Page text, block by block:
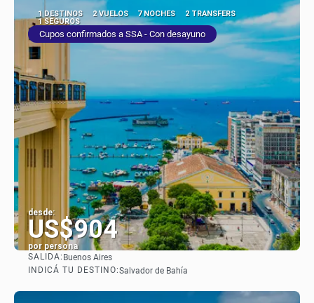
1 DESTINOS 2 VUELOS 7 NOCHES
2 TRANSFERS
1 SEGUROS
Cupos confirmados a SSA - Con desayuno
desde:
US$904
por persona
SALIDA: Buenos Aires
INDICÁ TU DESTINO:Salvador de Bahía